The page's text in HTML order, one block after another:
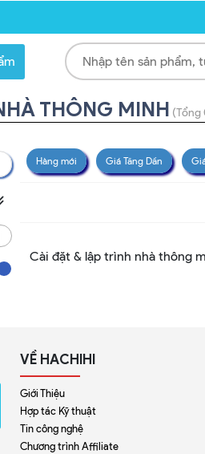
THÔNG MINH (Tổng
Hàng mới Giá Tăng Dần
Cài đặt & lập trình nhà thông
VỀ HACHIHI
Giới Thiệu
Hợp tác Kỹ thuật
Tin công nghệ
Chương trình Affiliate